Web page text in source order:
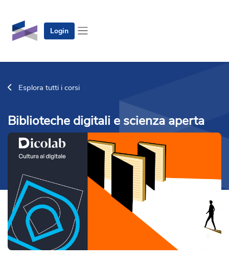
Login
Esplora tutti i corsi
Biblioteche digitali e scienza aperta